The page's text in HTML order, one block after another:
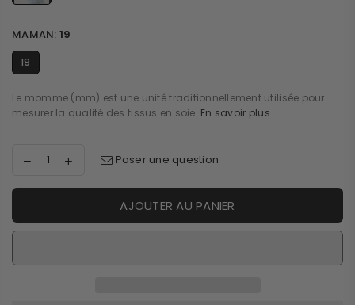
MAMAN: 19
19
Le momme (mm) est une unité traditionnellement utilisée pour
mesurer la qualité des tissus en soie. En savoir plus
Poser une question
AJOUTER AU PANIER